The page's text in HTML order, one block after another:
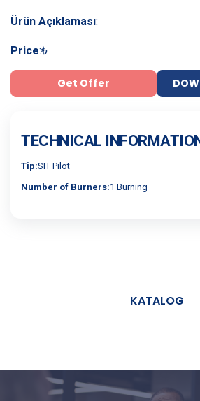
Ürün Açıklaması:
Price:₺
Get Offer
TECHNICAL
Tip:SIT Pilot
Number of Burners:1 Burning
KATALOG